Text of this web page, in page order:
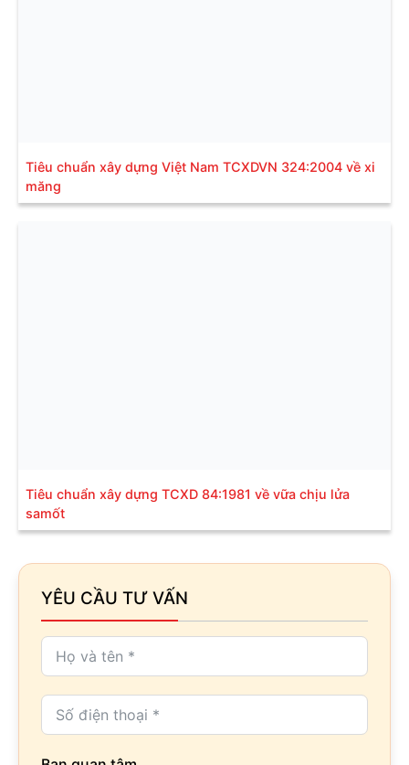
Tiêu chuẩn xây dựng Việt Nam TCXDVN 324:2004 về xi
măng
Tiêu chuẩn xây dựng TCXD 84:1981 về vữa chịu lửa
samốt
YÊU CẦU TƯ VẤN